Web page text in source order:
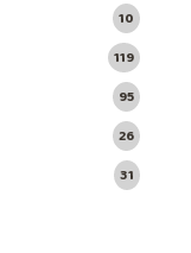
10
119
95
26
31